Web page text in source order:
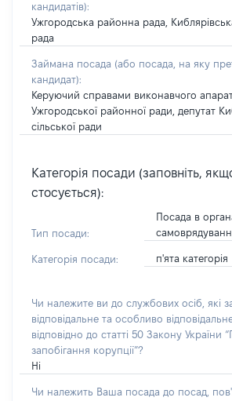
кандидатів):
Ужгородська районна рада,
рада
Займана посада (або посада, на яку
кандидат):
Керуючий справами виконавчого
Ужгородської районної ради, депутат
сільської ради
Категорія посади (заповніть,
стосується):
Тип посади:
Посада в
Категорія посади: п'ята категорія
Чи належите ви до службових осіб, які
відповідальне та особливо
відповідно до статті 50 Закону України
запобігання корупції”?
Ні
Чи належить Ваша посада до посад,